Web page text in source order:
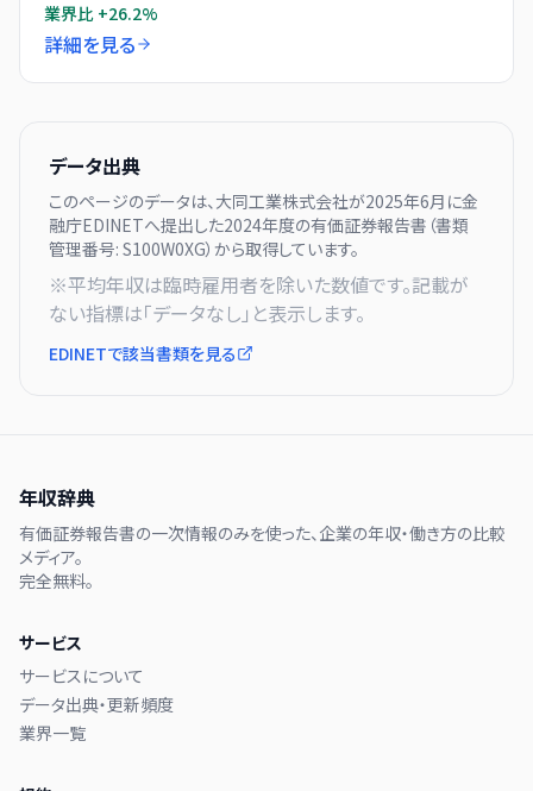
業界比 +26.2%
詳細を見る
データ出典
このページのデータは、大同工業株式会社が2025年6月に金
融庁EDINETへ提出した2024年度の有価証券報告書（書類
管理番号: S100W0XG）から取得しています。
※平均年収は臨時雇用者を除いた数値です。記載が
ない指標は「データなし」と表示します。
EDINETで該当書類を見る
年収辞典
有価証券報告書の一次情報のみを使った、企業の年収・働き方の比較
メディア。
完全無料。
サービス
サービスについて
データ出典・更新頻度
業界一覧